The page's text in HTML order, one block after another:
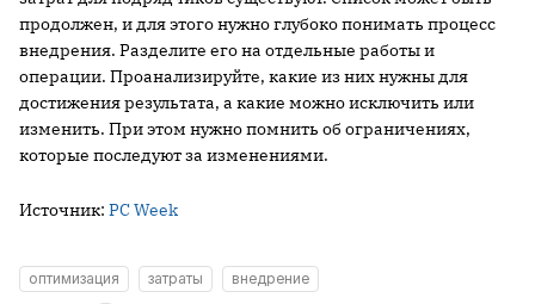
продолжен, и для этого нужно глубоко понимать процесс
внедрения. Разделите его на отдельные работы и
операции. Проанализируйте, какие из них нужны для
достижения результата, а какие можно исключить или
изменить. При этом нужно помнить об ограничениях,
которые последуют за изменениями.
Источник: PC Week
оптимизация затраты внедрение